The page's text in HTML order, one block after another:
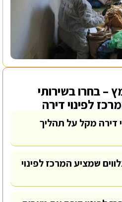
– בחרו בשירותי
לפינוי דירה
דירה מקל על תהליך
שמציע המרכז לפינוי